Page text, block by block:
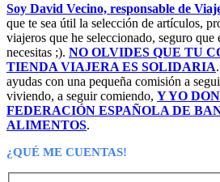
Soy David Vecino, responsable de
que te sea útil la selección de artículos,
viajeros que he seleccionado, seguro que
necesitas ;). NO OLVIDES QUE TU
TIENDA VIAJERA ES SOLIDARIA
ayudas con una pequeña comisión a
viviendo, a seguir comiendo, Y YO
FEDERACIÓN ESPAÑOLA DE
ALIMENTOS.
¿QUÉ ME CUENTAS!